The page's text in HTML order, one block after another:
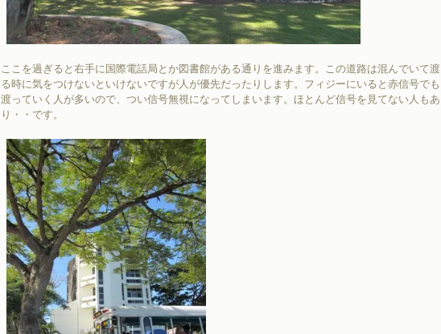
ここを過ぎると右手に国際電話局とか図書館がある通りを進みます。この道路は混んでいて渡
る時に気をつけないといけないですが人が優先だったりします。フィジーにいると赤信号でも
渡っていく人が多いので、つい信号無視になってしまいます。ほとんど信号を見てない人もあ
り・・です。